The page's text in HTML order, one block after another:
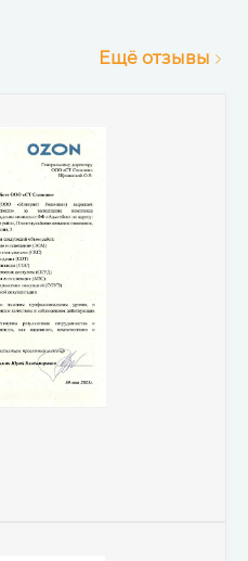
Ещё отзывы